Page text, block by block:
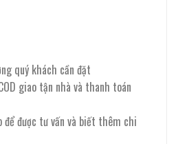
quý khách cần đặt
giao tận nhà và thanh toán
được tư vấn và biết thêm chi